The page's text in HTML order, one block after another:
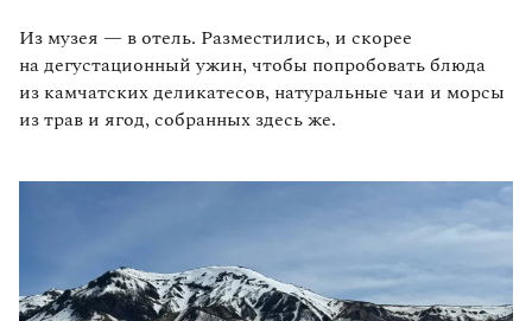
Из музея — в отель. Разместились, и скорее
на дегустационный ужин, чтобы попробовать блюда
из камчатских деликатесов, натуральные чаи и морсы
из трав и ягод, собранных здесь же.